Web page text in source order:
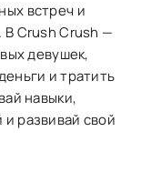
встреч и
В Crush Crush —
девушек,
и тратить
навыки,
развивай свой